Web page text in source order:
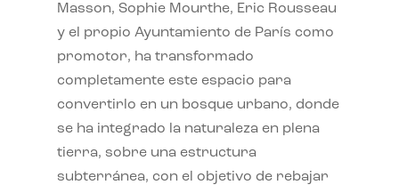
Masson, Sophie Mourthe, Eric Rousseau
y el propio Ayuntamiento de París como
promotor, ha transformado
completamente este espacio para
convertirlo en un bosque urbano, donde
se ha integrado la naturaleza en plena
tierra, sobre una estructura
subterránea, con el objetivo de rebajar